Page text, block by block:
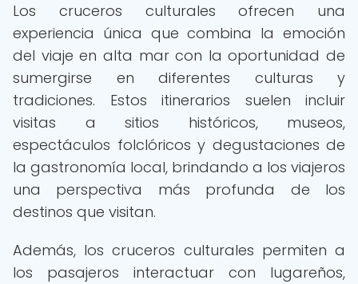
Los cruceros culturales ofrecen una
experiencia única que combina la emoción
del viaje en alta mar con la oportunidad de
sumergirse en diferentes culturas y
tradiciones. Estos itinerarios suelen incluir
visitas a sitios históricos, museos,
espectáculos folclóricos y degustaciones de
la gastronomía local, brindando a los viajeros
una perspectiva más profunda de los
destinos que visitan.
Además, los cruceros culturales permiten a
los pasajeros interactuar con lugareños,